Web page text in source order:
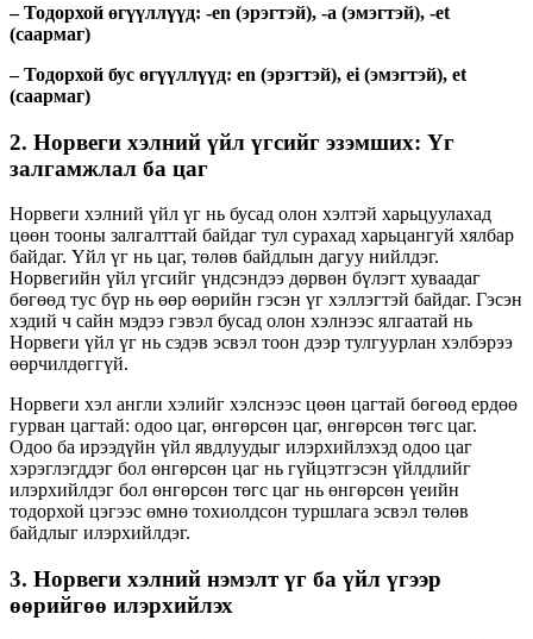
– Тодорхой өгүүллүүд: -en (эрэгтэй), -a (эмэгтэй), -et
(саармаг)
– Тодорхой бус өгүүллүүд: en (эрэгтэй), ei (эмэгтэй), et
(саармаг)
2. Норвеги хэлний үйл үгсийг эзэмших: Үг
залгамжлал ба цаг
Норвеги хэлний үйл үг нь бусад олон хэлтэй харьцуулахад
цөөн тооны залгалттай байдаг тул сурахад харьцангуй хялбар
байдаг. Үйл үг нь цаг, төлөв байдлын дагуу нийлдэг.
Норвегийн үйл үгсийг үндсэндээ дөрвөн бүлэгт хуваадаг
бөгөөд тус бүр нь өөр өөрийн гэсэн үг хэллэгтэй байдаг. Гэсэн
хэдий ч сайн мэдээ гэвэл бусад олон хэлнээс ялгаатай нь
Норвеги үйл үг нь сэдэв эсвэл тоон дээр тулгуурлан хэлбэрээ
өөрчилдөггүй.
Норвеги хэл англи хэлийг хэлснээс цөөн цагтай бөгөөд ердөө
гурван цагтай: одоо цаг, өнгөрсөн цаг, өнгөрсөн төгс цаг.
Одоо ба ирээдүйн үйл явдлуудыг илэрхийлэхэд одоо цаг
хэрэглэгддэг бол өнгөрсөн цаг нь гүйцэтгэсэн үйлдлийг
илэрхийлдэг бол өнгөрсөн төгс цаг нь өнгөрсөн үеийн
тодорхой цэгээс өмнө тохиолдсон туршлага эсвэл төлөв
байдлыг илэрхийлдэг.
3. Норвеги хэлний нэмэлт үг ба үйл үгээр
өөрийгөө илэрхийлэх